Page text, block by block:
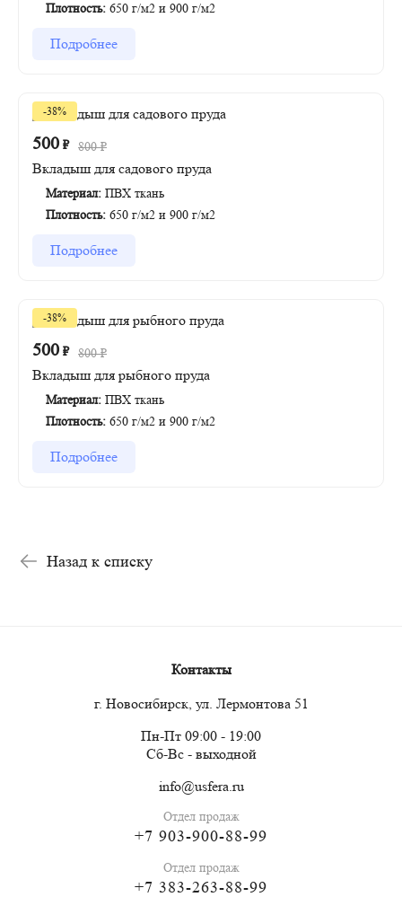
Плотность: 650 г/м2 и 900 г/м2
Подробнее
-38%
500 ₽ 800₽
Вкладыш для садового пруда
Материал: ПВХ ткань
Плотность: 650 г/м2 и 900 г/м2
Подробнее
-38%
500 ₽ 800₽
Вкладыш для рыбного пруда
Материал: ПВХ ткань
Плотность: 650 г/м2 и 900 г/м2
Подробнее
Назад к списку
Контакты
г. Новосибирск, ул. Лермонтова 51
Пн-Пт 09:00 - 19:00
Сб-Вс - выходной
info@usfera.ru
Отдел продаж
+7 903-900-88-99
Отдел продаж
+7 383-263-88-99